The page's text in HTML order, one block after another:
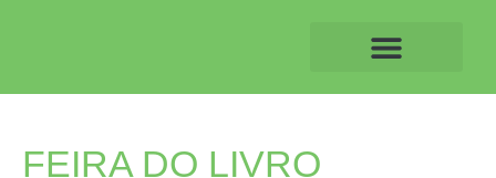
FEIRA DO LIVRO